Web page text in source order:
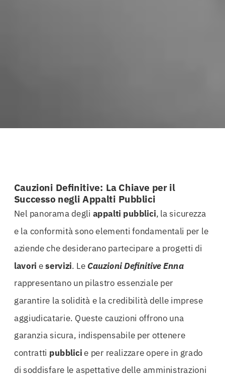
Cauzioni Definitive: La Chiave per il
Successo negli Appalti Pubblici
Nel panorama degli appalti pubblici, la sicurezza
e la conformità sono elementi fondamentali per le
aziende che desiderano partecipare a progetti di
lavori eservizi. Le Cauzioni Definitive Enna
rappresentano un pilastro essenziale per
garantire la solidità e la credibilità delle imprese
aggiudicatarie. Queste cauzioni offrono una
garanzia sicura, indispensabile per ottenere
contratti pubblicie per realizzare opere in grado
di soddisfare le aspettative delle amministrazioni